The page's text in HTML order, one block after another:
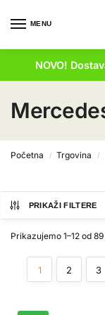
MENU
NOVO!
Početna / Trgovina /
PRIKAŽI FILTERE
Prikazujemo 1–12 od
1 2 3